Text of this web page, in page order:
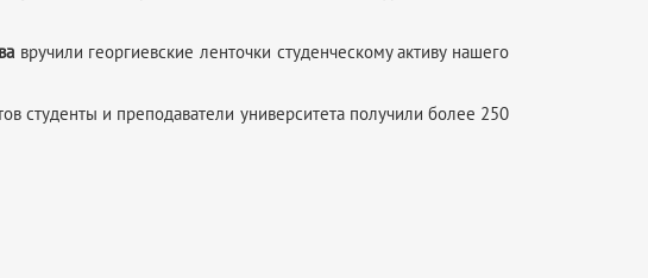
вручили георгиевские ленточки студенческому активу нашего
студенты и преподаватели университета получили более 250